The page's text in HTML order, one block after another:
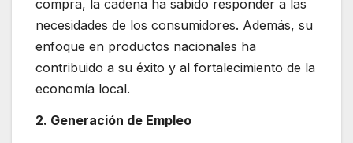
compra, la cadena ha sabido responder a las
necesidades de los consumidores. Además, su
enfoque en productos nacionales ha
contribuido a su éxito y al fortalecimiento de la
economía local.
2. Generación de Empleo